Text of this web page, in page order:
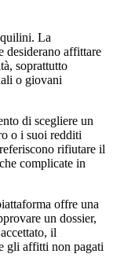
La
desiderano affittare
soprattutto
o giovani
di scegliere un
o i suoi redditi
rifiutare il
complicate in
offre una
un dossier,
il
gli affitti non pagati